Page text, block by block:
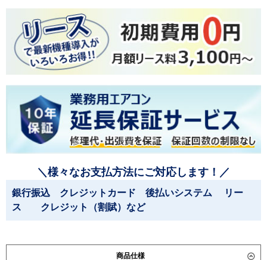
＼様々なお支払方法にご対応します！／
銀行振込 クレジットカード 後払いシステム リー
ス クレジット（割賦）など
商品仕様